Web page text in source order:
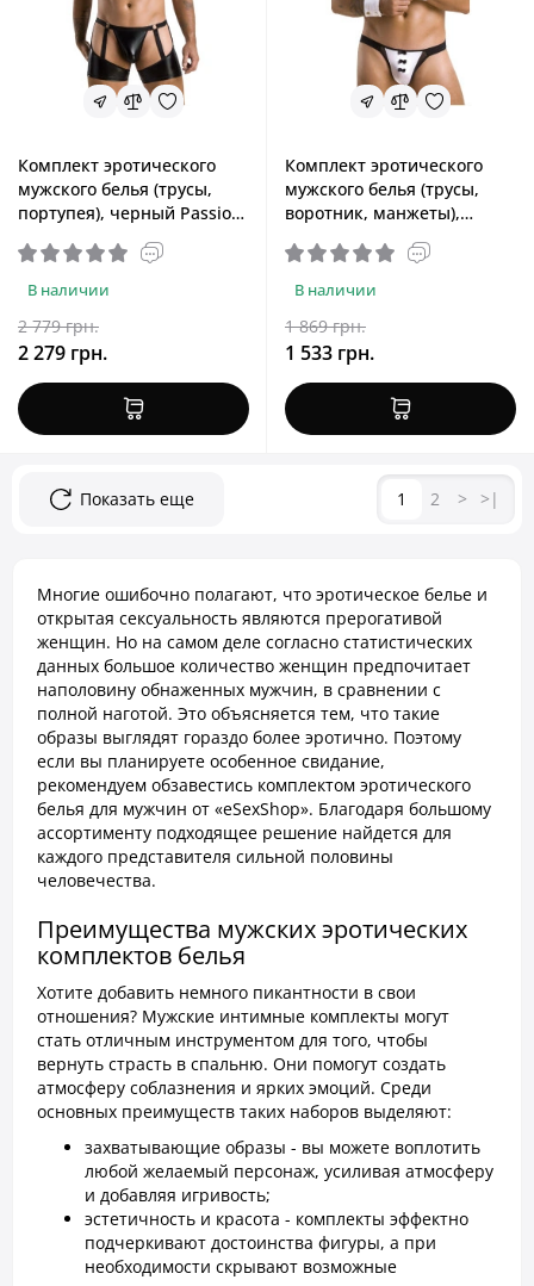
Комплект эротического
мужского белья (трусы,
портупея), черный Passion
047 Set John Black, XXL/XXXL
В наличии
2 779 грн.
2 279 грн.
Комплект эротического
мужского белья (трусы,
воротник, манжеты),
черный Passion 036 Alfred
Black, L/XL
В наличии
1 869 грн.
1 533 грн.
Показать еще 1 2 > >|
Многие ошибочно полагают, что эротическое белье и
открытая сексуальность являются прерогативой
женщин. Но на самом деле согласно статистических
данных большое количество женщин предпочитает
наполовину обнаженных мужчин, в сравнении с
полной наготой. Это объясняется тем, что такие
образы выглядят гораздо более эротично. Поэтому
если вы планируете особенное свидание,
рекомендуем обзавестись комплектом эротического
белья для мужчин от «eSexShop». Благодаря большому
ассортименту подходящее решение найдется для
каждого представителя сильной половины
человечества.
Преимущества мужских эротических
комплектов белья
Хотите добавить немного пикантности в свои
отношения? Мужские интимные комплекты могут
стать отличным инструментом для того, чтобы
вернуть страсть в спальню. Они помогут создать
атмосферу соблазнения и ярких эмоций. Среди
основных преимуществ таких наборов выделяют:
захватывающие образы - вы можете воплотить
любой желаемый персонаж, усиливая атмосферу
и добавляя игривость;
эстетичность и красота - комплекты эффектно
подчеркивают достоинства фигуры, а при
необходимости скрывают возможные